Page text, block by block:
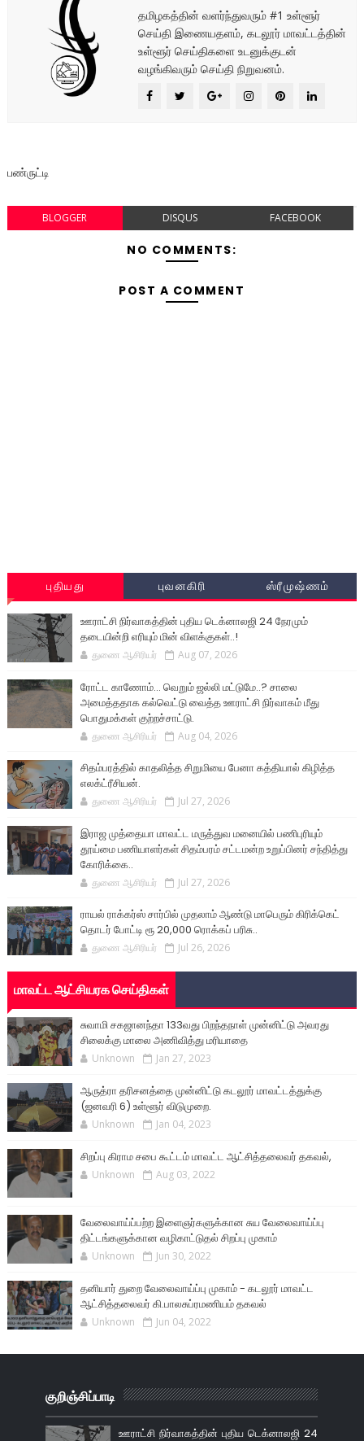
தமிழகத்தின் வளர்ந்துவரும் #1 உள்ளூர்
செய்தி இணையதளம், கடலூர் மாவட்டத்தின்
உள்ளூர் செய்திகளை உடனுக்குடன்
வழங்கிவரும் செய்தி நிறுவனம்.
பண்ருட்டி
BLOGGER DISQUS FACEBOOK
NO COMMENTS:
POST A COMMENT
புதியது புவனகிரி ஸ்ரீமுஷ்ணம்
ஊராட்சி நிர்வாகத்தின் புதிய டெக்னாலஜி 24 நேரமும்
தடையின்றி எரியும் மின் விளக்குகள்..!
துணை ஆசிரியர் Aug 07, 2026
ரோட்ட காணோம்... வெறும் ஜல்லி மட்டுமே..? சாலை
அமைத்ததாக கல்வெட்டு வைத்த ஊராட்சி நிர்வாகம் மீது
பொதுமக்கள் குற்றச்சாட்டு.
துணை ஆசிரியர் Aug 04, 2026
சிதம்பரத்தில் காதலித்த சிறுமியை பேனா கத்தியால் கிழித்த
எலக்ட்ரீசியன்.
துணை ஆசிரியர் Jul 27, 2026
இராஜ முத்தையா மாவட்ட மருத்துவ மனையில் பணிபுரியும்
தூய்மை பணியாளர்கள் சிதம்பரம் சட்டமன்ற உறுப்பினர் சந்தித்து
கோரிக்கை..
துணை ஆசிரியர் Jul 27, 2026
ராயல் ராக்கர்ஸ் சார்பில் முதலாம் ஆண்டு மாபெரும் கிரிக்கெட்
தொடர் போட்டி ரூ 20,000 ரொக்கப் பரிசு..
துணை ஆசிரியர் Jul 26, 2026
மாவட்ட ஆட்சியரக செய்திகள்
சுவாமி சகஜானந்தா 133வது பிறந்தநாள் முன்னிட்டு அவரது
சிலைக்கு மாலை அணிவித்து மரியாதை
Unknown Jan 27, 2023
ஆருத்ரா தரிசனத்தை முன்னிட்டு கடலூர் மாவட்டத்துக்கு
(ஜனவரி 6) உள்ளூர் விடுமுறை.
Unknown Jan 04, 2023
சிறப்பு கிராம சபை கூட்டம் மாவட்ட ஆட்சித்தலைவர் தகவல்,
Unknown Aug 03, 2022
வேலைவாய்ப்பற்ற இளைஞர்களுக்கான சுய வேலைவாய்ப்பு
திட்டங்களுக்கான வழிகாட்டுதல் சிறப்பு முகாம்
Unknown Jun 30, 2022
தனியார் துறை வேலைவாய்ப்பு முகாம் - கடலூர் மாவட்ட
ஆட்சித்தலைவர் கி.பாலசுப்ரமணியம் தகவல்
Unknown Jun 04, 2022
குறிஞ்சிப்பாடி
ஊராட்சி நிர்வாகத்தின் புதிய டெக்னாலஜி 24